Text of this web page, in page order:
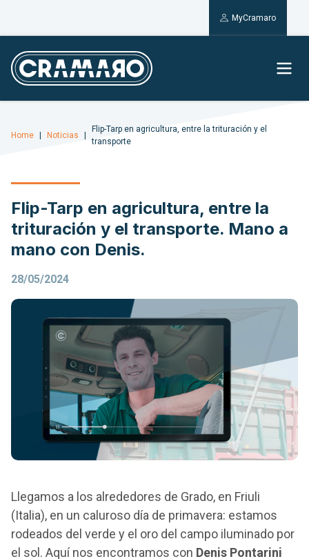
MyCramaro
Home Noticias
Flip-Tarp en agricultura, entre la trituración y el
transporte
Flip-Tarp en agricultura, entre la
trituración y el transporte. Mano a
mano con Denis.
28/05/2024
Llegamos a los alrededores de Grado, en Friuli
(Italia), en un caluroso día de primavera: estamos
rodeados del verde y el oro del campo iluminado por
el sol. Aquí nos encontramos con Denis Pontarini